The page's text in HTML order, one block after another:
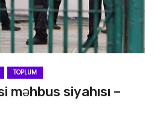
TOPLUM
məhbus siyahısı –